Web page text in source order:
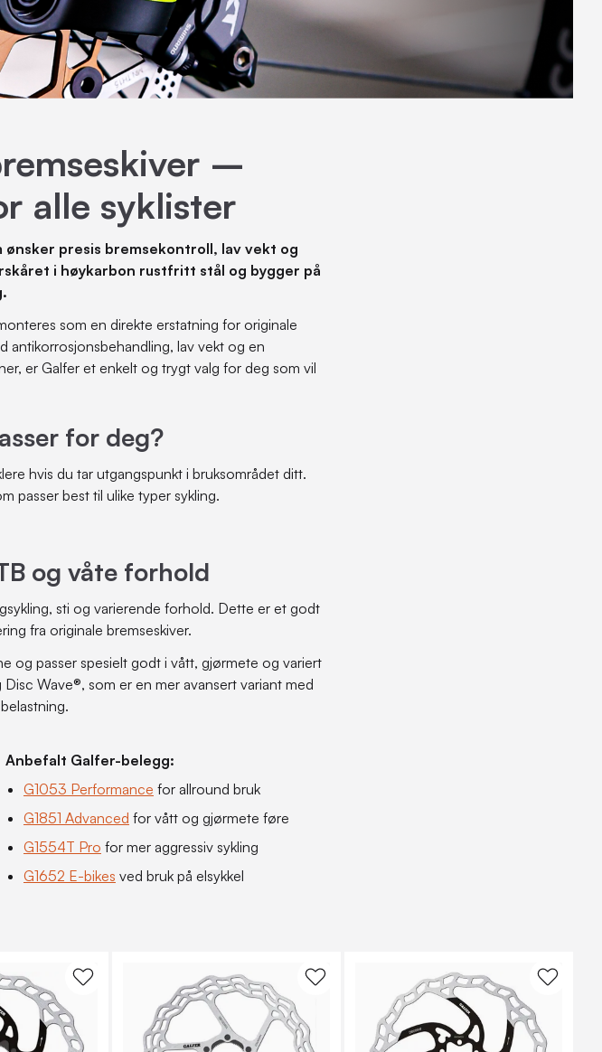
–
alle syklister
presis bremsekontroll, lav vekt og
i høykarbon rustfritt stål og bygger på
som en direkte erstatning for originale
antikorrosjonsbehandling, lav vekt og en
er Galfer et enkelt og trygt valg for deg som vil
for deg?
hvis du tar utgangspunkt i bruksområdet ditt.
passer best til ulike typer sykling.
og våte forhold
sti og varierende forhold. Dette er et godt
fra originale bremseskiver.
og passer spesielt godt i vått, gjørmete og variert
Wave®, som er en mer avansert variant med
Anbefalt Galfer-belegg:
G1053 Performance for allround bruk
G1851 Advanced for vått og gjørmete føre
G1554T Pro for mer aggressiv sykling
G1652 E-bikes ved bruk på elsykkel